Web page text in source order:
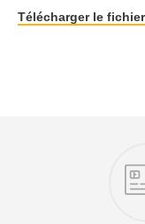
Télécharger le